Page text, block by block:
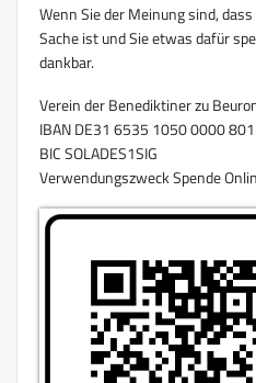
Wenn Sie der Meinung sind,
Sache ist und Sie etwas dafür
dankbar.
Verein der Benediktiner zu
IBAN DE31 6535 1050 0000
BIC SOLADES1SIG
Verwendungszweck Spende